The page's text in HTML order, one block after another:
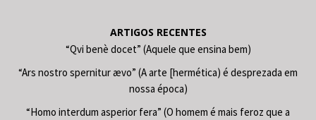
ARTIGOS RECENTES
“Qvi benè docet” (Aquele que ensina bem)
“Ars nostro spernitur ævo” (A arte [hermética) é desprezada em
nossa época)
“Homo interdum asperior fera” (O homem é mais feroz que a